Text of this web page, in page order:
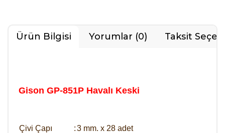
Ürün Bilgisi Yorumlar (0) Taksit
Gison GP-851P Havalı Keski
Çivi Çapı :3 mm. x 28 adet